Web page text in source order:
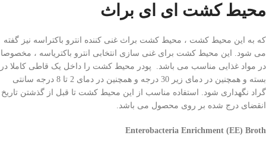
محیط کشت ای ای براث
که به این محیط کشت ، محیط کشت براث غنی کننده انترو باکتراسه نیز گفته
می شود. این محیط کشت برای غنی سازی انتخابی انترو باکتریاسه ، مخصوصا
در مواد غذایی مناسب می باشد. پودر محیط کشت را داخل یک قاطی کاملا در
بسته و همچنین در دمای زیر 30 درجه و همچنین در دمای 2 تا 8 درجه سانتی
گراد نگهداری شود. استفاده مناسب از این محیط کشت تا قبل از گذشتن تاریخ
انقضای درج شده بر روی محصول می باشد.
Enterobacteria Enrichment (EE) Broth